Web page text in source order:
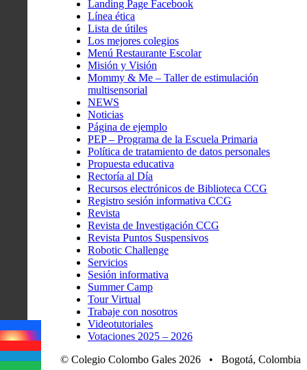
Landing Page Facebook
Línea ética
Lista de útiles
Los mejores colegios
Menú Restaurante Escolar
Misión y Visión
Mommy & Me – Taller de estimulación
multisensorial
NEWS
Noticias
Página de ejemplo
PEP – Programa de la Escuela Primaria
Política de tratamiento de datos personales
Propuesta educativa
Rectoría al Día
Recursos electrónicos de Biblioteca CCG
Registro sesión informativa CCG
Revista
Revista de Investigación CCG
Revista Puntos Suspensivos
Robotic Challenge
Servicios
Sesión informativa
Summer Camp
Tour Virtual
Trabaje con nosotros
Videotutoriales
Votaciones 2025 – 2026
© Colegio Colombo Gales 2026 • Bogotá, Colombia